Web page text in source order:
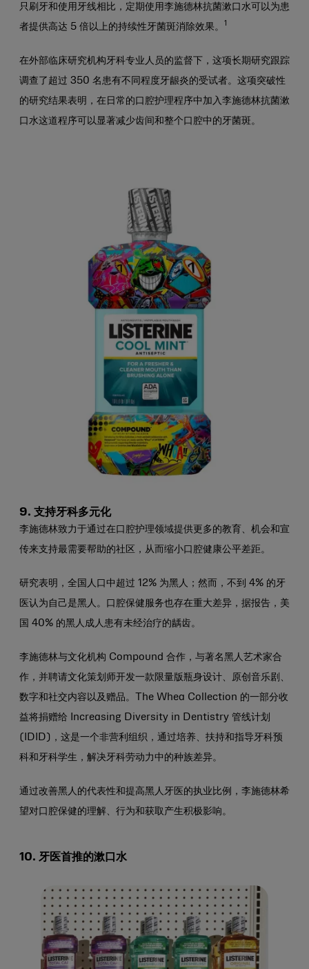
只刷牙和使用牙线相比，定期使用李施德林抗菌漱口水可以为患
者提供高达 5 倍以上的持续性牙菌斑消除效果。 1
在外部临床研究机构牙科专业人员的监督下，这项长期研究跟踪
调查了超过 350 名患有不同程度牙龈炎的受试者。这项突破性
的研究结果表明，在日常的口腔护理程序中加入李施德林抗菌漱
口水这道程序可以显著减少齿间和整个口腔中的牙菌斑。
9. 支持牙科多元化
李施德林致力于通过在口腔护理领域提供更多的教育、机会和宣
传来支持最需要帮助的社区，从而缩小口腔健康公平差距。
研究表明，全国人口中超过 12% 为黑人；然而，不到 4% 的牙
医认为自己是黑人。口腔保健服务也存在重大差异，据报告，美
国 40% 的黑人成人患有未经治疗的龋齿。
李施德林与文化机构 Compound 合作，与著名黑人艺术家合
作，并聘请文化策划师开发一款限量版瓶身设计、原创音乐剧、
数字和社交内容以及赠品。The Whea Collection 的一部分收
益将捐赠给 Increasing Diversity in Dentistry 管线计划
(IDID)，这是一个非营利组织，通过培养、扶持和指导牙科预
科和牙科学生，解决牙科劳动力中的种族差异。
通过改善黑人的代表性和提高黑人牙医的执业比例，李施德林希
望对口腔保健的理解、行为和获取产生积极影响。
10. 牙医首推的漱口水